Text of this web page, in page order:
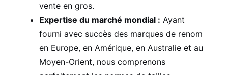
vente en gros.
Expertise du marché mondial : Ayant
fourni avec succès des marques de renom
en Europe, en Amérique, en Australie et au
Moyen-Orient, nous comprenons